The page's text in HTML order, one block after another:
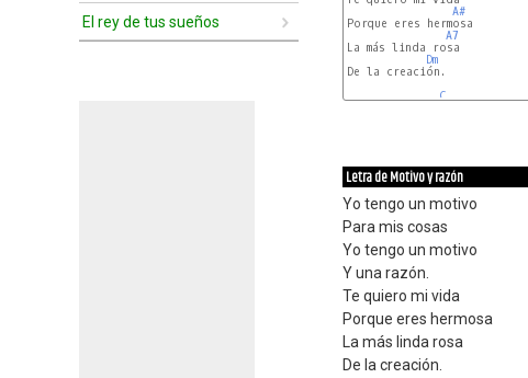
El rey de tus sueños
A#
Porque eres hermosa
A7
La más linda rosa
Dm
De la creación.
C
Letra de Motivo y razón
Yo tengo un motivo
Para mis cosas
Yo tengo un motivo
Y una razón.
Te quiero mi vida
Porque eres hermosa
La más linda rosa
De la creación.